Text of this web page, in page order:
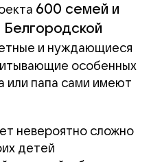
600 семей и
Белгородской
и нуждающиеся
особенных
или папа сами имеют
невероятно сложно
детей